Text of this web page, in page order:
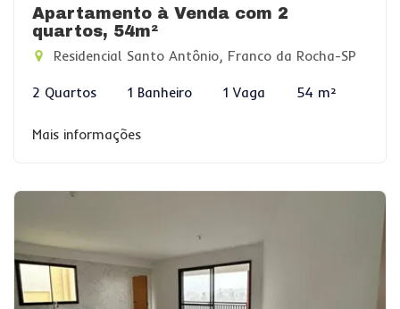
Apartamento à Venda com 2
quartos, 54m²
Residencial Santo Antônio, Franco da Rocha-SP
2 Quartos 1 Banheiro 1 Vaga 54 m²
Mais informações